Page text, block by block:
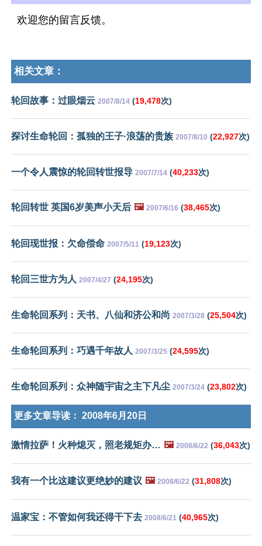
欢迎您的留言反馈。
相关文章：
轮回故事：过眼烟云 2007/8/14 (19,478次)
探讨生命轮回：孤独的王子·浪荡的贵族 2007/8/10 (22,927次)
一个令人震惊的轮回转世报导 2007/7/14 (40,233次)
轮回转世 英国6岁美声小天后 🖼️ 2007/6/16 (38,465次)
轮回现世报：欠命偿命 2007/5/11 (19,123次)
轮回三世方为人 2007/4/27 (24,195次)
生命轮回系列：天书、八仙和济公和尚 2007/3/28 (25,504次)
生命轮回系列：巧遇千年故人 2007/3/25 (24,595次)
生命轮回系列：众神随宇宙之主下凡尘 2007/3/24 (23,802次)
更多文章导读： 2008年6月20日
激情拉萨！火种熄灭，照老规矩办… 🖼️ 2008/6/22 (36,043次)
我有一个比这建议更绝妙的建议 🖼️ 2008/6/22 (31,808次)
温家宝：不管如何我还得干下去 2008/6/21 (40,965次)